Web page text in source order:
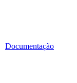
Documentação